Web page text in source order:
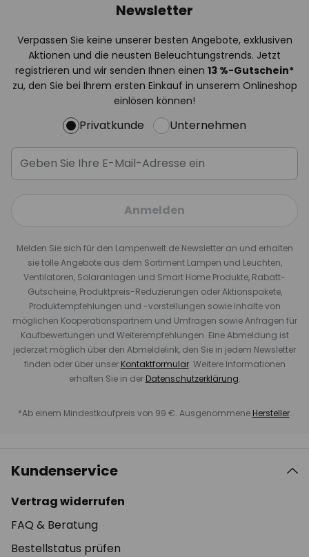
Newsletter
Verpassen Sie keine unserer besten Angebote, exklusiven
Aktionen und die neusten Beleuchtungstrends. Jetzt
registrieren und wir senden Ihnen einen 13 %-Gutschein*
zu, den Sie bei Ihrem ersten Einkauf in unserem Onlineshop
einlösen können!
Privatkunde Unternehmen
Anmelden
Melden Sie sich für den Lampenwelt.de Newsletter an und erhalten
sie tolle Angebote aus dem Sortiment Lampen und Leuchten,
Ventilatoren, Solaranlagen und Smart Home Produkte, Rabatt-
Gutscheine, Produktpreis-Reduzierungen oder Aktionspakete,
Produktempfehlungen und -vorstellungen sowie Inhalte von
möglichen Kooperationspartnern und Umfragen sowie Anfragen für
Kaufbewertungen und Weiterempfehlungen. Eine Abmeldung ist
jederzeit möglich über den Abmeldelink, den Sie in jedem Newsletter
finden oder über unser Kontaktformular. Weitere Informationen
erhalten Sie in der Datenschutzerklärung.
*Ab einem Mindestkaufpreis von 99 €. Ausgenommene Hersteller.
Kundenservice
Vertrag widerrufen
FAQ & Beratung
Bestellstatus prüfen